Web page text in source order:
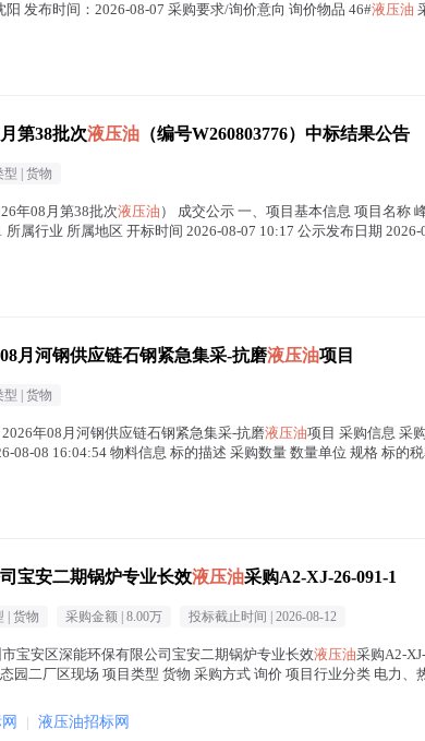
阳 发布时间：2026-08-07 采购要求/询价意向 询价物品 46#液压油
第38批次液压油 （编号W260803776）中标结果公告
| 货物
年08月第38批次液压油 ） 成交公示 一、项目基本信息 项目名称
属行业 所属地区 开标时间 2026-08-07 10:17 公示发布日期
08月河钢供应链石钢紧急集采-抗磨液压油项目
| 货物
2026年08月河钢供应链石钢紧急集采-抗磨液压油项目 采购信息 采
08-08 16:04:54 物料信息 标的描述 采购数量 数量单位 规格 标的
宝安二期锅炉专业长效液压油采购A2-XJ-26-091-1
货物 采购金额 | 8.00万 投标截止时间 | 2026-08-12
宝安区深能环保有限公司宝安二期锅炉专业长效液压油采购A2-
园二厂区现场 项目类型 货物 采购方式 询价 项目行业分类 电力
| 液压油招标网